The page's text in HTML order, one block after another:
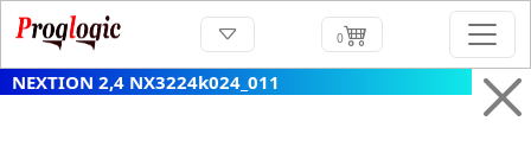
0
NEXTION 2,4 NX3224k024_011